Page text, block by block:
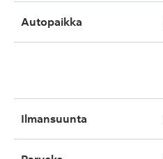
Autopaikka
ilmansuunta